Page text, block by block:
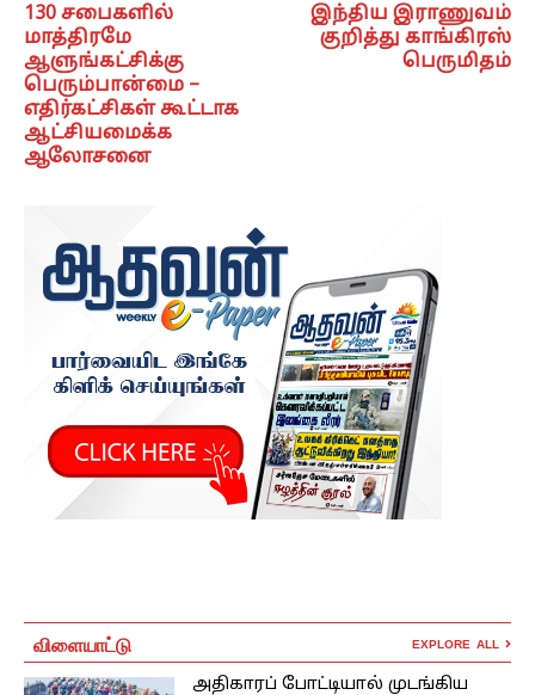
130 சபைகளில்
மாத்திரமே
ஆளுங்கட்சிக்கு
பெரும்பான்மை –
எதிர்கட்சிகள் கூட்டாக
ஆட்சியமைக்க
ஆலோசனை
இந்திய இராணுவம்
குறித்து காங்கிரஸ்
பெருமிதம்
விளையாட்டு EXPLORE ALL
அதிகாரப் போட்டியால் முடங்கிய